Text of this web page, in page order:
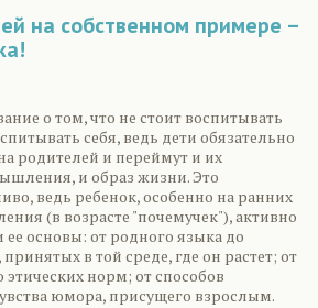
на собственном примере –
о том, что не стоит воспитывать
себя, ведь дети обязательно
родителей и переймут и их
и образ жизни. Это
ведь ребенок, особенно на ранних
(в возрасте "почемучек"), активно
ее основы: от родного языка до
в той среде, где он растет; от
норм; от способов
юмора, присущего взрослым.